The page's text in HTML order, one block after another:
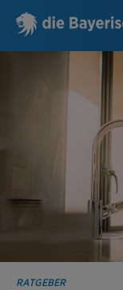
RATGEBER